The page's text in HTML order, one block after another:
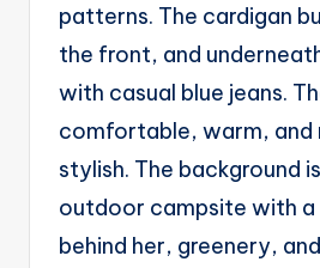
patterns. The cardigan
the front, and
with casual blue jeans.
comfortable, warm, and
stylish. The background
outdoor campsite with
behind her, greenery,